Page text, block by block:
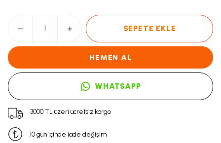
SEPETE EKLE
HEMEN AL
WHATSAPP
3000 TL üzeri ücretsiz kargo
10 gün içinde iade değişim